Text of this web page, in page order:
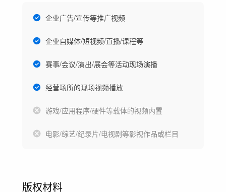
企业广告/宣传等推广视频
企业自媒体/短视频/直播/课程等
赛事/会议/演出/展会等活动现场演播
经营场所的现场视频播放
游戏/应用程序/硬件等载体的视频内置
电影/综艺/纪录片/电视剧等影视作品或栏目
版权材料